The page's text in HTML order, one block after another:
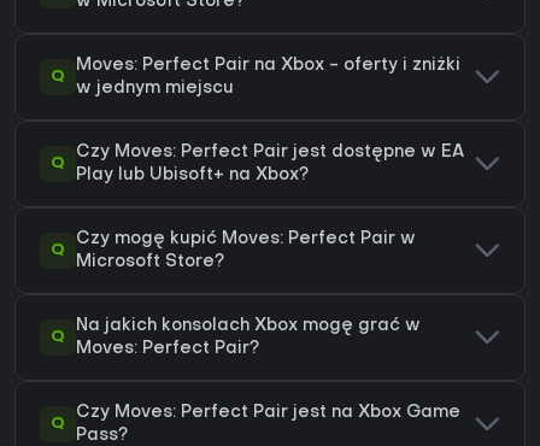
Q
Moves: Perfect Pair na Xbox - oferty i zniżki
w jednym miejscu
Q
Czy Moves: Perfect Pair jest dostępne w EA
Play lub Ubisoft+ na Xbox?
Q
Czy mogę kupić Moves: Perfect Pair w
Microsoft Store?
Q
Na jakich konsolach Xbox mogę grać w
Moves: Perfect Pair?
Q
Czy Moves: Perfect Pair jest na Xbox Game
Pass?